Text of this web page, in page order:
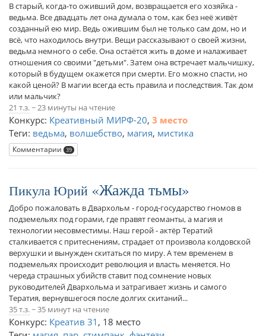
В старый, когда-то оживший дом, возвращается его хозяйка -
ведьма. Все двадцать лет она думала о том, как без неё живёт
созданный ею мир. Ведь ожившим был не только сам дом, но и
всё, что находилось внутри. Вещи рассказывают о своей жизни,
ведьма немного о себе. Она остаётся жить в доме и налаживает
отношения со своими "детьми". Затем она встречает мальчишку,
который в будущем окажется при смерти. Его можно спасти, но
какой ценой? В магии всегда есть правила и последствия. Так дом
или мальчик?
21 т.з.~ 23 минуты на чтение
Конкурс: Креативный МИРФ-20, 3 место
Теги: ведьма, волшебство, магия, мистика
Комментарии 39
Пикула Юрий Жажда тьмы
Добро пожаловать в Двархольм - город-государство гномов в
подземельях под горами, где правят геоманты, а магия и
технологии несовместимы. Наш герой - актёр Тератий
сталкивается с притеснениям, страдает от произвола колдовской
верхушки и вынужден скитаться по миру. А тем временем в
подземельях происходит революция и власть меняется. Но
череда страшных убийств ставит под сомнение новых
руководителей Двархольма и затрагивает жизнь и самого
Тератия, вернувшегося после долгих скитаний...
35 т.з.~ 35 минут на чтение
Конкурс: Креатив 31 , 18 место